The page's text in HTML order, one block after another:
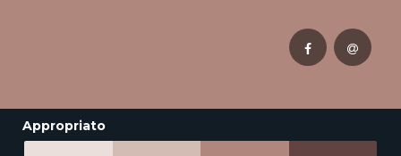
Appropriato